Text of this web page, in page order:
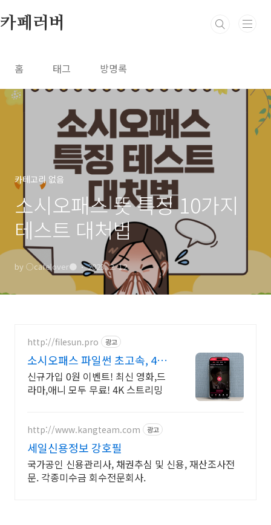
카페러버
홈 태그 방명록
카테고리 없음
소시오패스 뜻 특징 10가지
테스트 대처법
by ○cafelover● 2023. 2. 12.
http://filesun.pro 광고
소시오패스 파일썬 초고속, 4K
실시간 보기!
신규가입 0원 이벤트! 최신 영화,드
라마,애니 모두 무료! 4K 스트리밍
http://www.kangteam.com 광고
세일신용정보 강호필
국가공인 신용관리사, 채권추심 및 신용, 재산조사전
문. 각종미수금 회수전문회사.